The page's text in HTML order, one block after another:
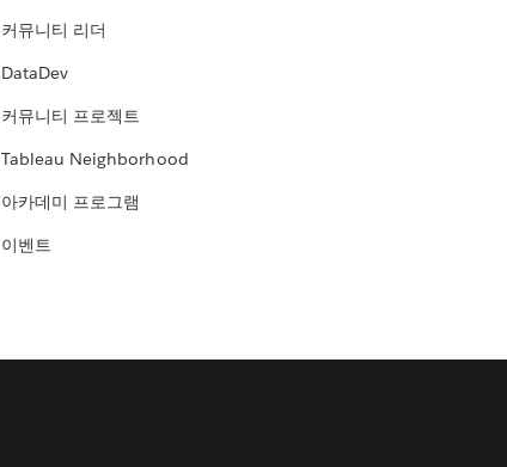
커뮤니티 리더
DataDev
커뮤니티 프로젝트
Tableau Neighborhood
아카데미 프로그램
이벤트